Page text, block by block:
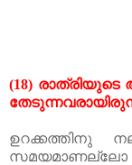
(18) രാത്രിയുടെ
ഉറക്കത്തിനു
സമയമാണല്ലോ